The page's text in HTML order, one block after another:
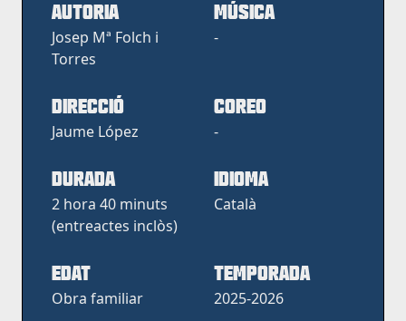
AUTORIA
Josep Mª Folch i
Torres
MÚSICA
-
DIRECCIÓ
Jaume López
COREO
-
DURADA
2 hora 40 minuts
(entreactes inclòs)
IDIOMA
Català
EDAT
Obra familiar
Temporada
2025-2026